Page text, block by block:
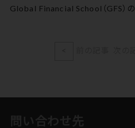
Global Financial School（GFS）の